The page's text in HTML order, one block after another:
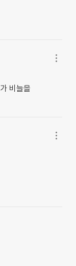
비늘을